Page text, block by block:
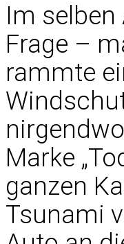
Im
Frage –
rammte
Marke
ganzen
Tsunami